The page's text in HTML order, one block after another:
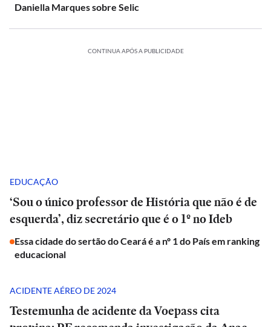
Daniella Marques sobre Selic
CONTINUA APÓS A PUBLICIDADE
EDUCAÇÃO
‘Sou o único professor de História que não é de
esquerda’, diz secretário que é o 1º no Ideb
Essa cidade do sertão do Ceará é a nº 1 do País em ranking
educacional
ACIDENTE AÉREO DE 2024
Testemunha de acidente da Voepass cita